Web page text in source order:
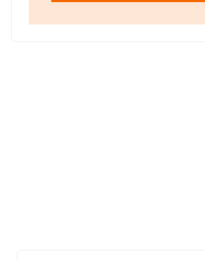
La compañíaGran Riosan S.L,